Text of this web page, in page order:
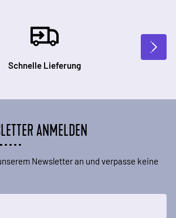
Schnelle Lieferung
ANMELDEN
Newsletter an und verpasse keine